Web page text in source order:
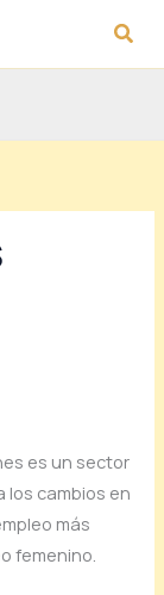
es un sector
los cambios en
más
femenino.